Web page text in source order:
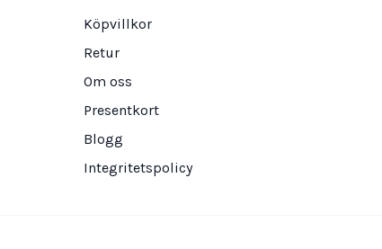
Köpvillkor
Retur
Om oss
Presentkort
Blogg
Integritetspolicy